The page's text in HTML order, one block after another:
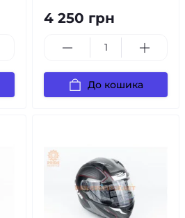
4 250 грн
До кошика